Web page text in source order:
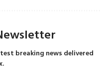
breaking news delivered